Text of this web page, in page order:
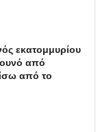
εκατομμυρίου
από
από το